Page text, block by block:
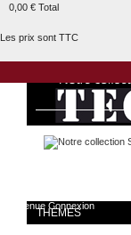
0,00 € Total
Les prix sont TTC
Bienvenue Connexion
THÈMES